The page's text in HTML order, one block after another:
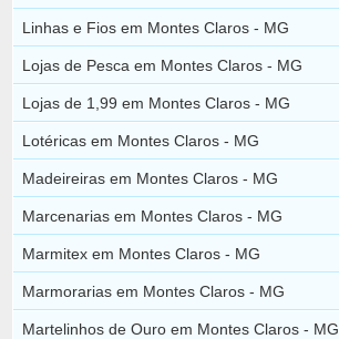
Linhas e Fios em Montes Claros - MG
Lojas de Pesca em Montes Claros - MG
Lojas de 1,99 em Montes Claros - MG
Lotéricas em Montes Claros - MG
Madeireiras em Montes Claros - MG
Marcenarias em Montes Claros - MG
Marmitex em Montes Claros - MG
Marmorarias em Montes Claros - MG
Martelinhos de Ouro em Montes Claros - MG